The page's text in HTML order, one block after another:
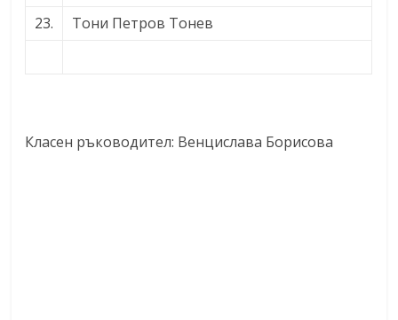
23.
Тони Петров Тонев
Класен ръководител: Венцислава Борисова